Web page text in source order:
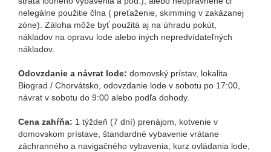
nelegálne použitie člna ( preťaženie, skimming v zakázanej
zóne). Záloha môže byť použitá aj na úhradu pokút,
nákladov na opravu lode alebo iných nepredvídateľných
nákladov.
Odovzdanie a návrat lode: domovský prístav, lokalita
Biograd / Chorvátsko, odovzdanie lode v sobotu po 17:00,
návrat v sobotu do 9:00 alebo podľa dohody.
Cena zahŕňa: 1 týždeň (7 dní) prenájom, kotvenie v
domovskom prístave, štandardné vybavenie vrátane
záchranného a navigačného vybavenia, kurz ovládania lode,